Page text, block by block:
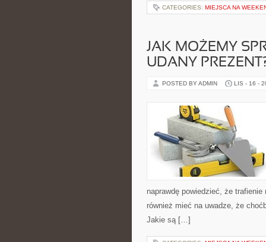
CATEGORIES: MIEJSCA NA
JAK MOŻEMY
UDANY
POSTED BY ADMIN LIS - 16 -
naprawdę powiedzieć, że
również mieć na uwadze, że
Jakie są […]